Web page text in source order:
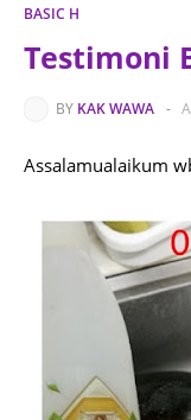
BASIC H
Testimoni
BY KAK WAWA -
Assalamualaikum